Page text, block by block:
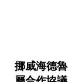
挪威海德